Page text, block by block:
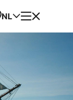
NL Menu